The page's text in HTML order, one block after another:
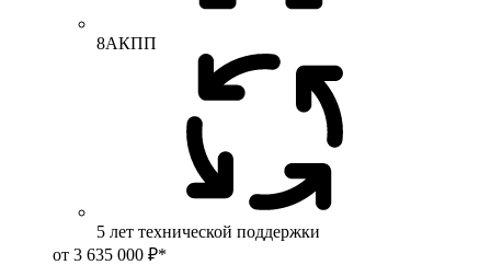
8АКПП
5 лет технической поддержки
от 3 635 000 ₽*